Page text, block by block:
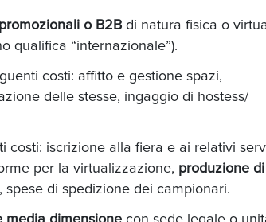
o B2B di natura fisica o
qualifica “internazionale”).
costi: affitto e gestione spazi,
delle stesse, ingaggio di hostess/
costi: iscrizione alla fiera e ai relativi
per la virtualizzazione, produzione di
di spedizione dei campionari.